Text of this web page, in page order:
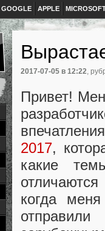
GOOGLE APPLE
2017-07-05 в 12:22,
Привет!
2017,
какие
когда